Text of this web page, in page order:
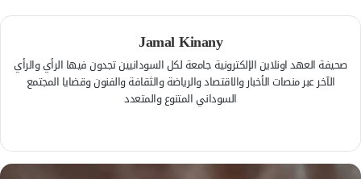
Jamal Kinany
صحيفة العهد اونلاين الإلكترونية جامعة لكل السودانيين تجدون فيها الرأي والرأي
الآخر عبر منصات الأخبار والاقتصاد والرياضة والثقافة والفنون وقضايا المجتمع
السوداني المتنوع والمتعدد
م
و
س